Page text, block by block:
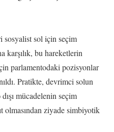
sosyalist sol için seçim
karşılık, bu hareketlerin
parlamentodaki pozisyonlar
Pratikte, devrimci solun
mücadelenin seçim
olmasından ziyade simbiyotik